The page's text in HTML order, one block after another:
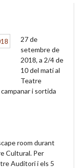
27 de
setembre de
2018, a 2/4 de
10 del matí al
Teatre
i sortida
room durant
Cultural. Per
Auditori i els 5